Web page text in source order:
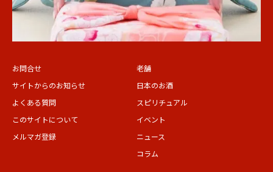
お問合せ
サイトからのお知らせ
よくある質問
このサイトについて
メルマガ登録
老舗
日本のお酒
スピリチュアル
イベント
ニュース
コラム